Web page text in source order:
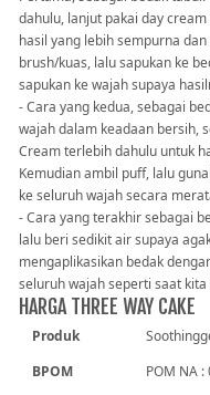
dahulu, lanjut pakai day
hasil yang lebih sempurna
brush/kuas, lalu sapukan ke
sapukan ke wajah supaya
- Cara yang kedua, sebagai
wajah dalam keadaan bersih,
Cream terlebih dahulu untuk
Kemudian ambil puff, lalu
ke seluruh wajah secara
- Cara yang terakhir sebagai
lalu beri sedikit air supaya
mengaplikasikan bedak
seluruh wajah seperti saat
HARGA THREE WAY CAKE
Produk
BPOM
POM NA